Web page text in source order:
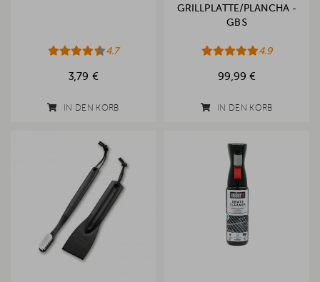
4.7
3,79 €
IN DEN KORB
GRILLPLATTE/PLANCHA -
GBS
4.9
99,99 €
IN DEN KORB